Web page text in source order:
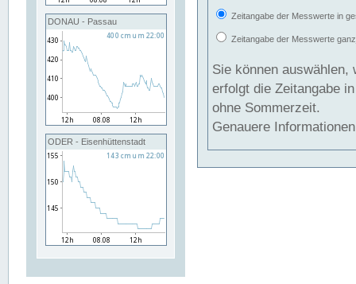
DONAU - Passau
ODER - Eisenhüttenstadt
Zeitangabe der Messwerte in
Zeitangabe der Messwerte
Sie können auswählen,
erfolgt die Zeitangabe
ohne Sommerzeit.
Genauere